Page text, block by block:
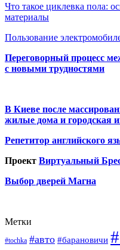
Что такое циклевка пола:
материалы
Пользование
Переговорный процесс
с новыми трудностями
В Киеве после
жилые дома и городская
Репетитор английского
Проект Виртуальный
Выбор дверей Магна
Метки
#tochka #авто #барановичи